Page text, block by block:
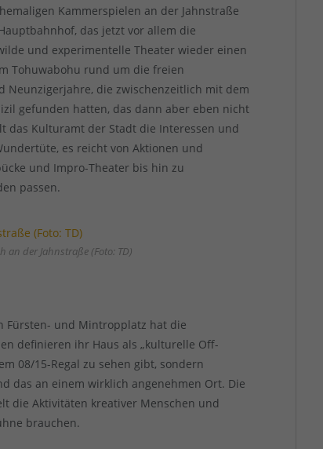
Kammerspielen an der Jahnstraße
das jetzt vor allem die
und experimentelle Theater wieder einen
Tohuwabohu rund um die freien
Neunzigerjahre, die zwischenzeitlich mit dem
gefunden hatten, das dann aber eben nicht
das Kulturamt der Stadt die Interessen und
es reicht von Aktionen und
und Impro-Theater bis hin zu
passen.
an der Jahnstraße (Foto: TD)
Fürsten- und Mintropplatz hat die
definieren ihr Haus als „kulturelle Off-
08/15-Regal zu sehen gibt, sondern
das an einem wirklich angenehmen Ort. Die
die Aktivitäten kreativer Menschen und
brauchen.